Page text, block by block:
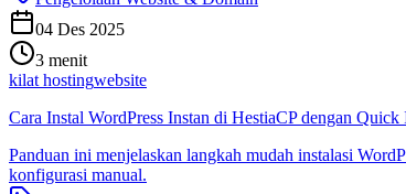
04 Des 2025
3 menit
kilat hostingwebsite
Cara Instal WordPress Instan di HestiaCP dengan
Panduan ini menjelaskan langkah mudah instalasi
konfigurasi manual.